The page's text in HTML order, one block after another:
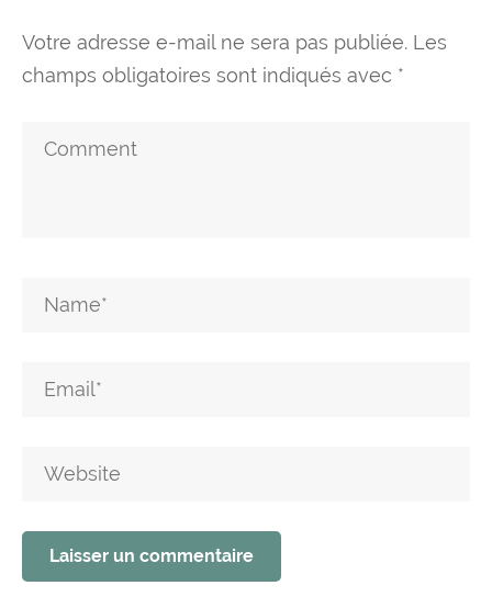
Votre adresse e-mail ne sera pas publiée. Les
champs obligatoires sont indiqués avec *